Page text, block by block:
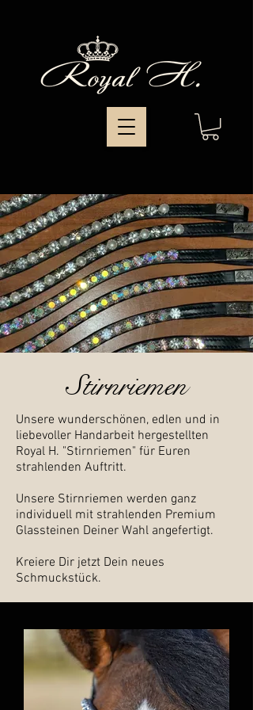
Stirnriemen
Unsere wunderschönen, edlen und in
liebevoller Handarbeit hergestellten
Royal H. "Stirnriemen" für Euren
strahlenden Auftritt.
Unsere Stirnriemen werden ganz
individuell mit strahlenden Premium
Glassteinen Deiner Wahl angefertigt.
Kreiere Dir jetzt Dein neues
Schmuckstück.